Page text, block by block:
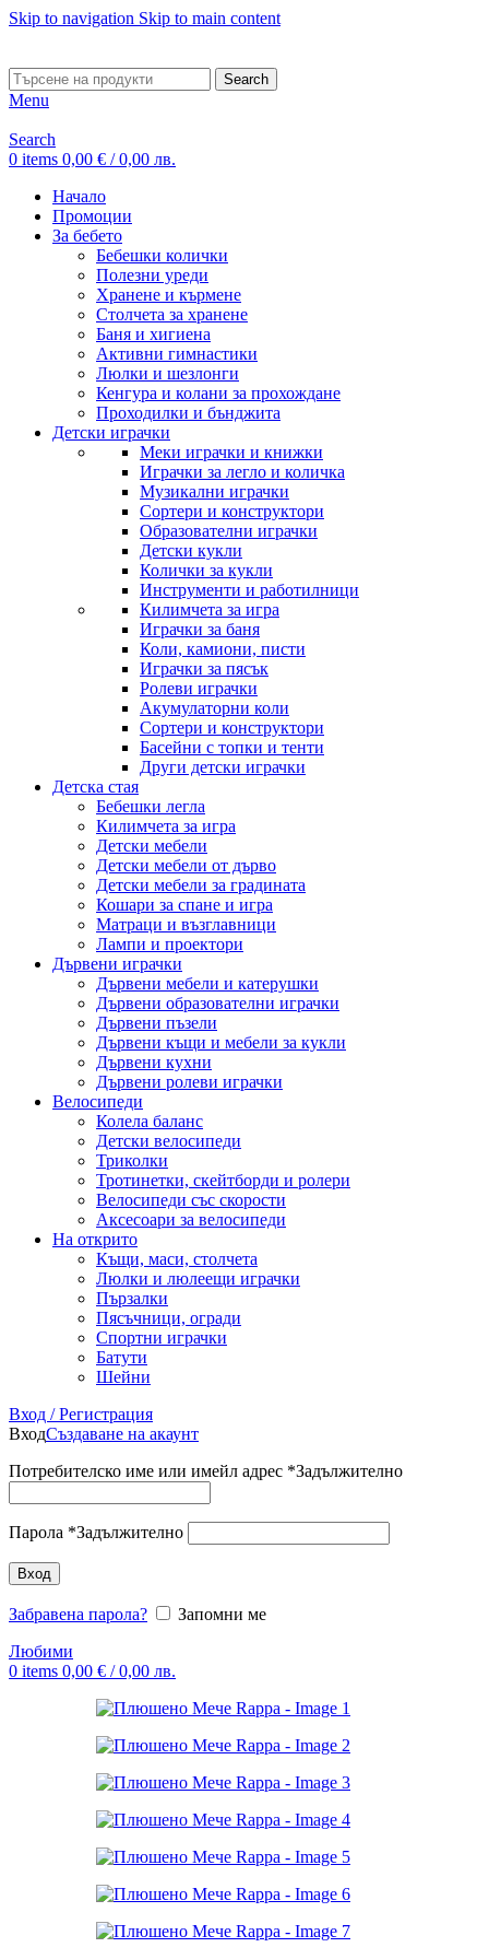
Skip to navigation Skip to main content
Search
Menu
Search
0 items 0,00 € / 0,00 лв.
Начало
Промоции
За бебето
Бебешки колички
Полезни уреди
Хранене и кърмене
Столчета за хранене
Баня и хигиена
Активни гимнастики
Люлки и шезлонги
Кенгура и колани за прохождане
Проходилки и бънджита
Детски играчки
Меки играчки и книжки
Играчки за легло и количка
Музикални играчки
Сортери и конструктори
Образователни играчки
Детски кукли
Колички за кукли
Инструменти и работилници
Килимчета за игра
Играчки за баня
Коли, камиони, писти
Играчки за пясък
Ролеви играчки
Акумулаторни коли
Сортери и конструктори
Басейни с топки и тенти
Други детски играчки
Детска стая
Бебешки легла
Килимчета за игра
Детски мебели
Детски мебели от дърво
Детски мебели за градината
Кошари за спане и игра
Матраци и възглавници
Лампи и проектори
Дървени играчки
Дървени мебели и катерушки
Дървени образователни играчки
Дървени пъзели
Дървени къщи и мебели за кукли
Дървени кухни
Дървени ролеви играчки
Велосипеди
Колела баланс
Детски велосипеди
Триколки
Тротинетки, скейтборди и ролери
Велосипеди със скорости
Аксесоари за велосипеди
На открито
Къщи, маси, столчета
Люлки и люлеещи играчки
Пързалки
Пясъчници, огради
Спортни играчки
Батути
Шейни
Вход / Регистрация
ВходСъздаване на акаунт
Потребителско име или имейл адрес *Задължително
Парола *Задължително
Вход
Забравена парола?
Запомни ме
Любими
0 items 0,00 € / 0,00 лв.